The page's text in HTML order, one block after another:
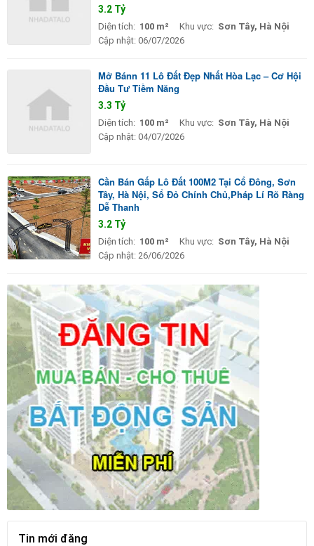
3.2 Tỷ
Diện tích: 100 m² Khu vực: Sơn Tây, Hà Nội
Cập nhật: 06/07/2026
Mở Bánn 11 Lô Đất Đẹp Nhất Hòa Lạc – Cơ Hội
Đầu Tư Tiềm Năng
3.3 Tỷ
Diện tích: 100 m² Khu vực: Sơn Tây, Hà Nội
Cập nhật: 04/07/2026
Cần Bán Gấp Lô Đất 100M2 Tại Cổ Đông, Sơn
Tây, Hà Nội, Sổ Đỏ Chính Chủ,Pháp Lí Rõ Ràng
Dễ Thanh
3.2 Tỷ
Diện tích: 100 m² Khu vực: Sơn Tây, Hà Nội
Cập nhật: 26/06/2026
Tin mới đăng